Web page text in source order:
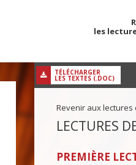
les
TÉLÉCHARGER
LES TEXTES (.DOC)
Revenir aux lectures
LECTURES
PREMIÈRE